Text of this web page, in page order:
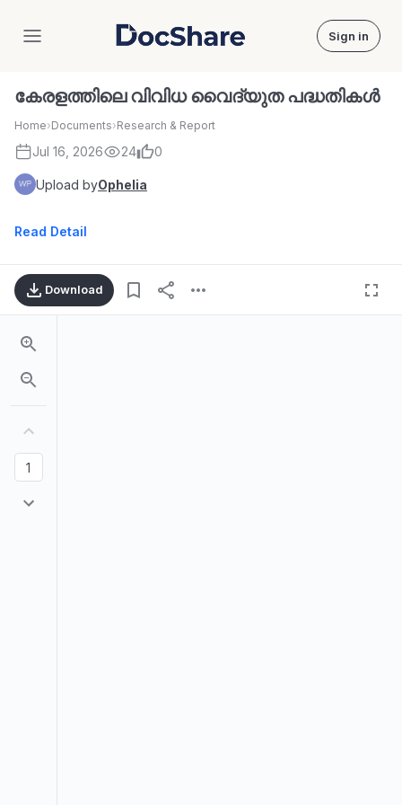
DocShare Sign in
കേരളത്തിലെ വിവിധ വൈദ്യുത പദ്ധതികൾ
Home›Documents›Research & Report
Jul 16, 2026 24 0
Upload byOphelia
Read Detail
Download